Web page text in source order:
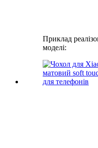
Приклад
моделі: